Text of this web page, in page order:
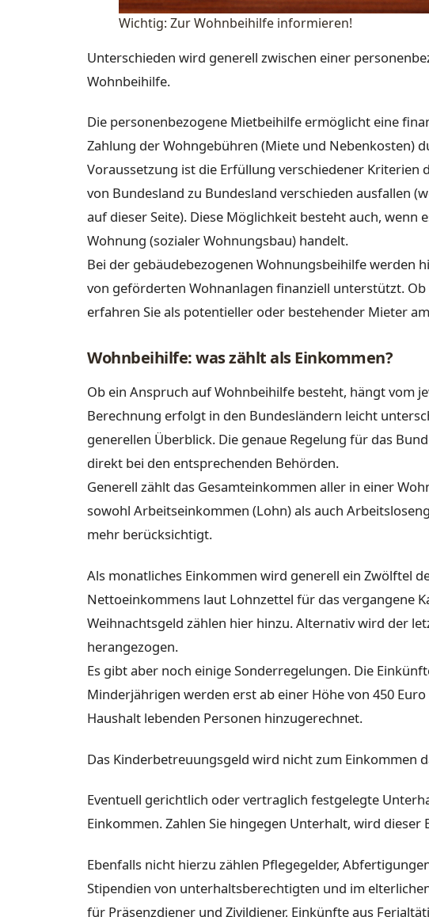
Wichtig: Zur Wohnbeihilfe informieren!
Unterschieden wird generell zwischen einer
Wohnbeihilfe.
Die personenbezogene Mietbeihilfe ermöglicht eine
Zahlung der Wohngebühren (Miete und Nebenkosten)
Voraussetzung ist die Erfüllung verschiedener Kriterien
von Bundesland zu Bundesland verschieden ausfallen
auf dieser Seite). Diese Möglichkeit besteht auch,
Wohnung (sozialer Wohnungsbau) handelt.
Bei der gebäudebezogenen Wohnungsbeihilfe werden
von geförderten Wohnanlagen finanziell unterstützt.
erfahren Sie als potentieller oder bestehender Mieter
Wohnbeihilfe: was zählt als Einkommen?
Ob ein Anspruch auf Wohnbeihilfe besteht, hängt vom
Berechnung erfolgt in den Bundesländern leicht
generellen Überblick. Die genaue Regelung für das
direkt bei den entsprechenden Behörden.
Generell zählt das Gesamteinkommen aller in einer
sowohl Arbeitseinkommen (Lohn) als auch
mehr berücksichtigt.
Als monatliches Einkommen wird generell ein Zwölftel
Nettoeinkommens laut Lohnzettel für das vergangene
Weihnachtsgeld zählen hier hinzu. Alternativ wird der
herangezogen.
Es gibt aber noch einige Sonderregelungen. Die
Minderjährigen werden erst ab einer Höhe von 450
Haushalt lebenden Personen hinzugerechnet.
Das Kinderbetreuungsgeld wird nicht zum Einkommen
Eventuell gerichtlich oder vertraglich festgelegte
Einkommen. Zahlen Sie hingegen Unterhalt, wird
Ebenfalls nicht hierzu zählen Pflegegelder,
Stipendien von unterhaltsberechtigten und im
für Präsenzdiener und Zivildiener, Einkünfte aus